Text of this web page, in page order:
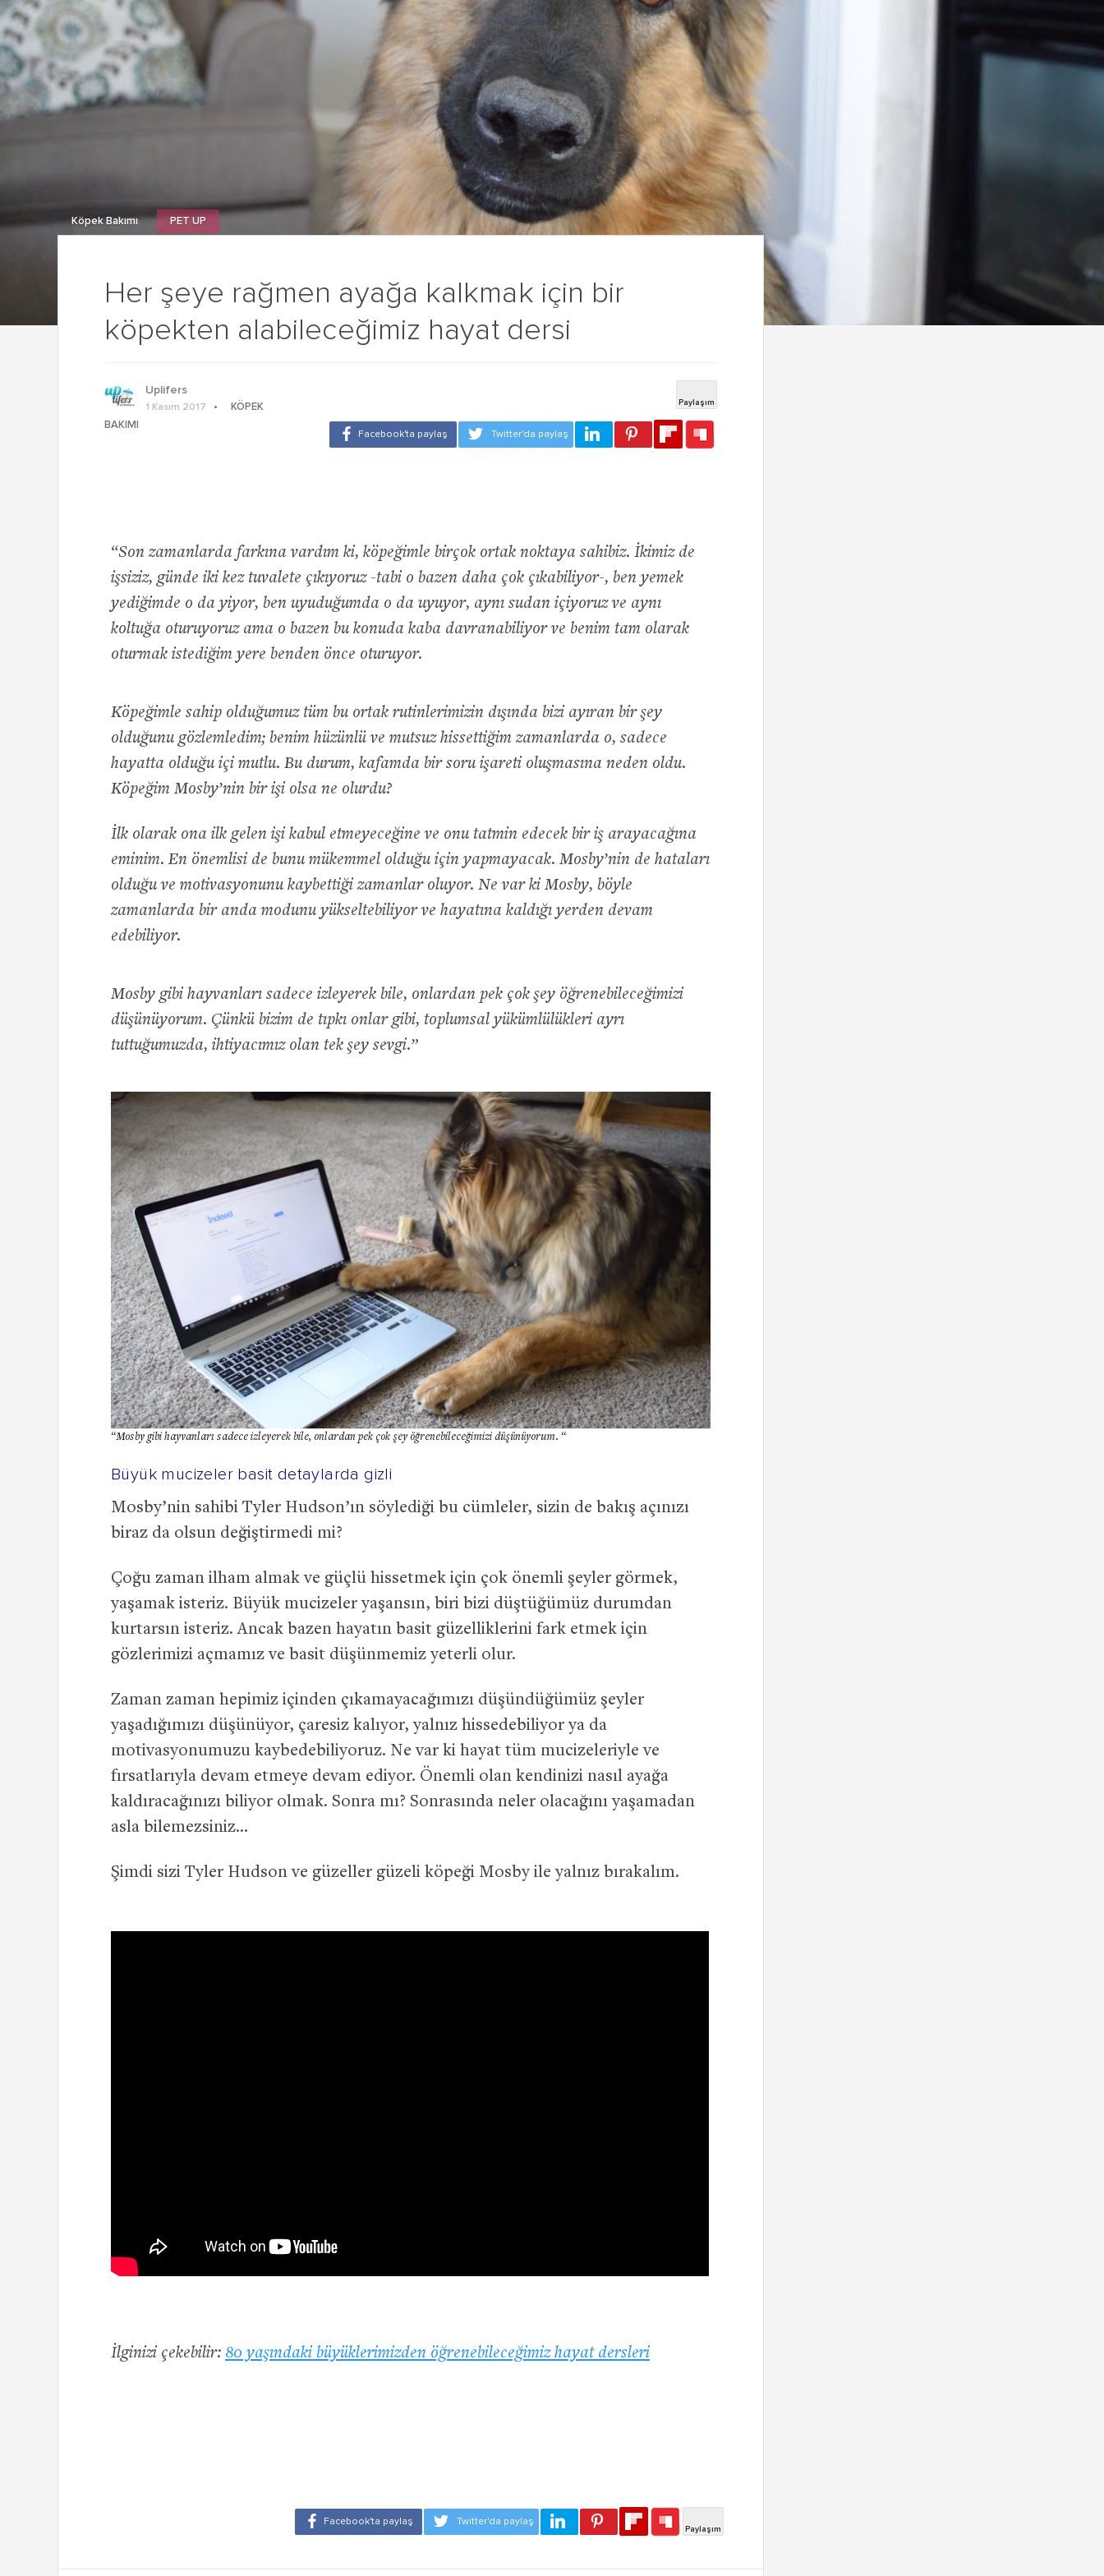
Her şeye rağmen ayağa kalkmak için bir
köpekten alabileceğimiz hayat dersi
Köpek Bakımı PET UP
Uplifers
1 Kasım 2017
KÖPEK
BAKIMI
“Son zamanlarda farkına vardım ki, köpeğimle birçok ortak noktaya sahibiz. İkimiz de
işsiziz, günde iki kez tuvalete çıkıyoruz -tabi o bazen daha çok çıkabiliyor-, ben yemek
yediğimde o da yiyor, ben uyuduğumda o da uyuyor, aynı sudan içiyoruz ve aynı
koltuğa oturuyoruz ama o bazen bu konuda kaba davranabiliyor ve benim tam olarak
oturmak istediğim yere benden önce oturuyor.
Köpeğimle sahip olduğumuz tüm bu ortak rutinlerimizin dışında bizi ayıran bir şey
olduğunu gözlemledim; benim hüzünlü ve mutsuz hissettiğim zamanlarda o, sadece
hayatta olduğu içi mutlu. Bu durum, kafamda bir soru işareti oluşmasına neden oldu.
Köpeğim Mosby’nin bir işi olsa ne olurdu?
İlk olarak ona ilk gelen işi kabul etmeyeceğine ve onu tatmin edecek bir iş arayacağına
eminim. En önemlisi de bunu mükemmel olduğu için yapmayacak. Mosby’nin de hataları
olduğu ve motivasyonunu kaybettiği zamanlar oluyor. Ne var ki Mosby, böyle
zamanlarda bir anda modunu yükseltebiliyor ve hayatına kaldığı yerden devam
edebiliyor.
Mosby gibi hayvanları sadece izleyerek bile, onlardan pek çok şey öğrenebileceğimizi
düşünüyorum. Çünkü bizim de tıpkı onlar gibi, toplumsal yükümlülükleri ayrı
tuttuğumuzda, ihtiyacımız olan tek şey sevgi.”
“Mosby gibi hayvanları sadece izleyerek bile, onlardan pek çok şey öğrenebileceğimizi düşünüyorum. “
Büyük mucizeler basit detaylarda gizli
Mosby’nin sahibi Tyler Hudson’ın söylediği bu cümleler, sizin de bakış açınızı
biraz da olsun değiştirmedi mi?
Çoğu zaman ilham almak ve güçlü hissetmek için çok önemli şeyler görmek,
yaşamak isteriz. Büyük mucizeler yaşansın, biri bizi düştüğümüz durumdan
kurtarsın isteriz. Ancak bazen hayatın basit güzelliklerini fark etmek için
gözlerimizi açmamız ve basit düşünmemiz yeterli olur.
Zaman zaman hepimiz içinden çıkamayacağımızı düşündüğümüz şeyler
yaşadığımızı düşünüyor, çaresiz kalıyor, yalnız hissedebiliyor ya da
motivasyonumuzu kaybedebiliyoruz. Ne var ki hayat tüm mucizeleriyle ve
fırsatlarıyla devam etmeye devam ediyor. Önemli olan kendinizi nasıl ayağa
kaldıracağınızı biliyor olmak. Sonra mı? Sonrasında neler olacağını yaşamadan
asla bilemezsiniz…
Şimdi sizi Tyler Hudson ve güzeller güzeli köpeği Mosby ile yalnız bırakalım.
İlginizi çekebilir: 80 yaşındaki büyüklerimizden öğrenebileceğimiz hayat dersleri